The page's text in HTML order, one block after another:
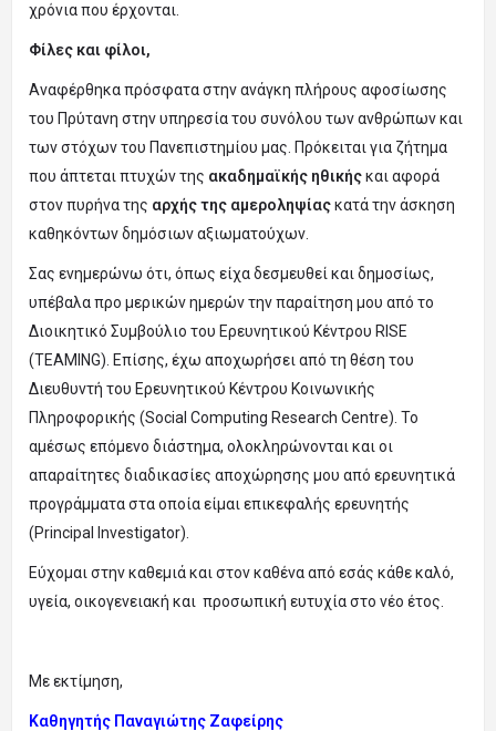
χρόνια που έρχονται.
Φίλες και φίλοι,
Αναφέρθηκα πρόσφατα στην ανάγκη πλήρους αφοσίωσης
του Πρύτανη στην υπηρεσία του συνόλου των ανθρώπων και
των στόχων του Πανεπιστημίου μας. Πρόκειται για ζήτημα
που άπτεται πτυχών της ακαδημαϊκής ηθικήςκαι αφορά
στον πυρήνα της αρχής της αμεροληψίαςκατά την άσκηση
καθηκόντων δημόσιων αξιωματούχων.
Σας ενημερώνω ότι, όπως είχα δεσμευθεί και δημοσίως,
υπέβαλα προ μερικών ημερών την παραίτηση μου από το
Διοικητικό Συμβούλιο του Ερευνητικού Κέντρου RISE
(TEAMING). Επίσης, έχω αποχωρήσει από τη θέση του
Διευθυντή του Ερευνητικού Κέντρου Κοινωνικής
Πληροφορικής (Social Computing Research Centre). Το
αμέσως επόμενο διάστημα, ολοκληρώνονται και οι
απαραίτητες διαδικασίες αποχώρησης μου από ερευνητικά
προγράμματα στα οποία είμαι επικεφαλής ερευνητής
(Principal Investigator).
Εύχομαι στην καθεμιά και στον καθένα από εσάς κάθε καλό,
υγεία, οικογενειακή και προσωπική ευτυχία στο νέο έτος.
Με εκτίμηση,
Καθηγητής Παναγιώτης Ζαφείρης